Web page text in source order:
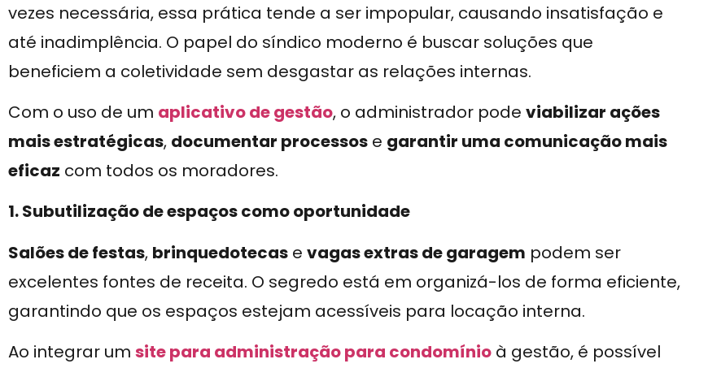
vezes necessária, essa prática tende a ser impopular, causando insatisfação e
até inadimplência. O papel do síndico moderno é buscar soluções que
beneficiem a coletividade sem desgastar as relações internas.
Com o uso de um aplicativo de gestão, o administrador pode viabilizar ações
mais estratégicas, documentar processos e garantir uma comunicação mais
eficaz com todos os moradores.
1. Subutilização de espaços como oportunidade
Salões de festas, brinquedotecas e vagas extras de garagem podem ser
excelentes fontes de receita. O segredo está em organizá-los de forma eficiente,
garantindo que os espaços estejam acessíveis para locação interna.
Ao integrar um site para administração para condomínio à gestão, é possível